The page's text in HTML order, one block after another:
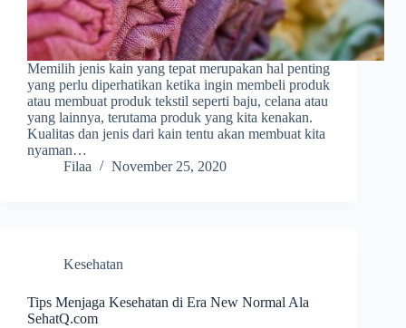
Memilih jenis kain yang tepat merupakan hal penting
yang perlu diperhatikan ketika ingin membeli produk
atau membuat produk tekstil seperti baju, celana atau
yang lainnya, terutama produk yang kita kenakan.
Kualitas dan jenis dari kain tentu akan membuat kita
nyaman…
Filaa
November 25, 2020
Kesehatan
Tips Menjaga Kesehatan di Era New Normal Ala
SehatQ.com